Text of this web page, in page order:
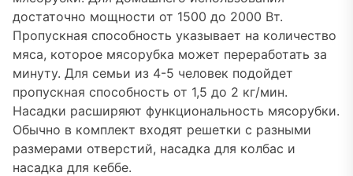
достаточно мощности от 1500 до 2000 Вт.
Пропускная способность указывает на количество
мяса, которое мясорубка может переработать за
минуту. Для семьи из 4-5 человек подойдет
пропускная способность от 1,5 до 2 кг/мин.
Насадки расширяют функциональность мясорубки.
Обычно в комплект входят решетки с разными
размерами отверстий, насадка для колбас и
насадка для кеббе.